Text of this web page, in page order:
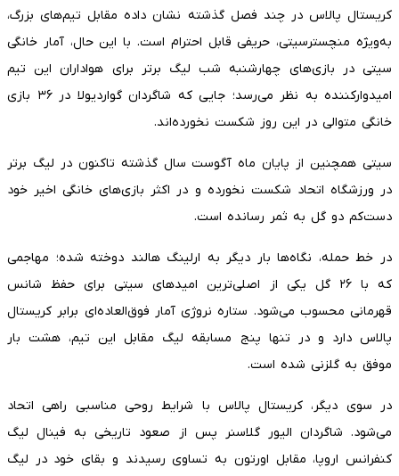
کریستال پالاس در چند فصل گذشته نشان داده مقابل تیم‌های بزرگ،
به‌ویژه منچسترسیتی، حریفی قابل احترام است. با این حال، آمار خانگی
سیتی در بازی‌های چهارشنبه شب لیگ برتر برای هواداران این تیم
امیدوارکننده به نظر می‌رسد؛ جایی که شاگردان گواردیولا در ۳۶ بازی
خانگی متوالی در این روز شکست نخورده‌اند.
سیتی همچنین از پایان ماه آگوست سال گذشته تاکنون در لیگ برتر
در ورزشگاه اتحاد شکست نخورده و در اکثر بازی‌های خانگی اخیر خود
دست‌کم دو گل به ثمر رسانده است.
در خط حمله، نگاه‌ها بار دیگر به ارلینگ هالند دوخته شده؛ مهاجمی
که با ۲۶ گل یکی از اصلی‌ترین امیدهای سیتی برای حفظ شانس
قهرمانی محسوب می‌شود. ستاره نروژی آمار فوق‌العاده‌ای برابر کریستال
پالاس دارد و در تنها پنج مسابقه لیگ مقابل این تیم، هشت بار
موفق به گلزنی شده است.
در سوی دیگر، کریستال پالاس با شرایط روحی مناسبی راهی اتحاد
می‌شود. شاگردان الیور گلاسنر پس از صعود تاریخی به فینال لیگ
کنفرانس اروپا، مقابل اورتون به تساوی رسیدند و بقای خود در لیگ